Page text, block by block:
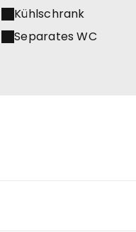
Kühlschrank
Separates WC